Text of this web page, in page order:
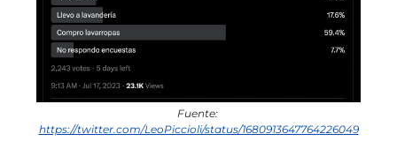
Fuente:
https://twitter.com/LeoPiccioli/status/1680913647764226049